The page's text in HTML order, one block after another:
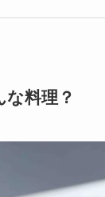
料理？